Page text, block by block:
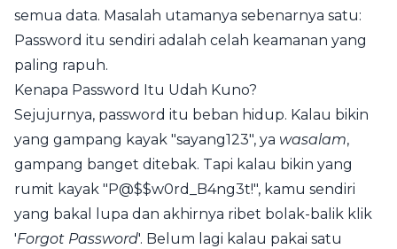
semua data. Masalah utamanya sebenarnya satu:
Password itu sendiri adalah celah keamanan yang
paling rapuh.
Kenapa Password Itu Udah Kuno?
Sejujurnya, password itu beban hidup. Kalau bikin
yang gampang kayak "sayang123", ya wasalam,
gampang banget ditebak. Tapi kalau bikin yang
rumit kayak "P@$$w0rd_B4ng3t!", kamu sendiri
yang bakal lupa dan akhirnya ribet bolak-balik klik
'Forgot Password'. Belum lagi kalau pakai satu